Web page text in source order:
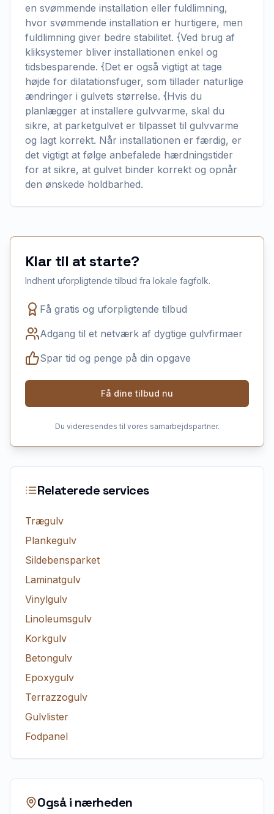
en svømmende installation eller fuldlimning,
hvor svømmende installation er hurtigere, men
fuldlimning giver bedre stabilitet. {Ved brug af
kliksystemer bliver installationen enkel og
tidsbesparende. {Det er også vigtigt at tage
højde for dilatationsfuger, som tillader naturlige
ændringer i gulvets størrelse. {Hvis du
planlægger at installere gulvvarme, skal du
sikre, at parketgulvet er tilpasset til gulvvarme
og lagt korrekt. Når installationen er færdig, er
det vigtigt at følge anbefalede hærdningstider
for at sikre, at gulvet binder korrekt og opnår
den ønskede holdbarhed.
Klar til at starte?
Indhent uforpligtende tilbud fra lokale fagfolk.
Få gratis og uforpligtende tilbud
Adgang til et netværk af dygtige gulvfirmaer
Spar tid og penge på din opgave
Få dine tilbud nu
Du videresendes til vores samarbejdspartner.
Relaterede services
Trægulv
Plankegulv
Sildebensparket
Laminatgulv
Vinylgulv
Linoleumsgulv
Korkgulv
Betongulv
Epoxygulv
Terrazzogulv
Gulvlister
Fodpanel
Også i nærheden